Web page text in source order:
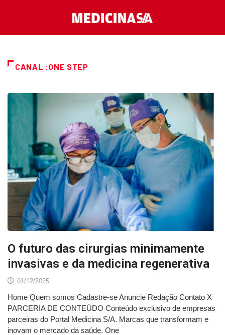
CANAL :ONE STEP
O futuro das cirurgias minimamente
invasivas e da medicina regenerativa
01/12/2025
Home Quem somos Cadastre-se Anuncie Redação Contato X
PARCERIA DE CONTEÚDO Conteúdo exclusivo de empresas
parceiras do Portal Medicina S/A. Marcas que transformam e
inovam o mercado da saúde. One